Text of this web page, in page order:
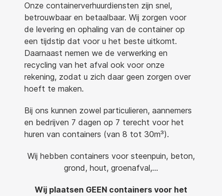
Onze containerverhuurdiensten zijn snel,
betrouwbaar en betaalbaar. Wij zorgen voor
de levering en ophaling van de container op
een tijdstip dat voor u het beste uitkomt.
Daarnaast nemen we de verwerking en
recycling van het afval ook voor onze
rekening, zodat u zich daar geen zorgen over
hoeft te maken.
Bij ons kunnen zowel particulieren, aannemers
en bedrijven 7 dagen op 7 terecht voor het
huren van containers (van 8 tot 30m³).
Wij hebben containers voor steenpuin, beton,
grond, hout, groenafval,…
Wij plaatsen GEEN containers voor het